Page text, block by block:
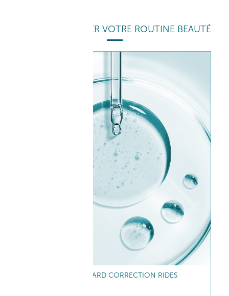
POUR COMPLÉTER VOTRE ROUTINE BEAUTÉ
SÉRUM REGARD CORRECTION RIDES